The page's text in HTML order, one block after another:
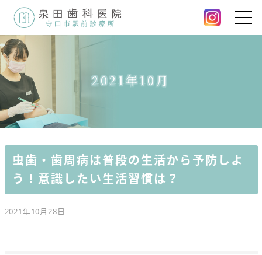
2021年10月
虫歯・歯周病は普段の生活から予防しよ
う！意識したい生活習慣は？
2021年10月28日